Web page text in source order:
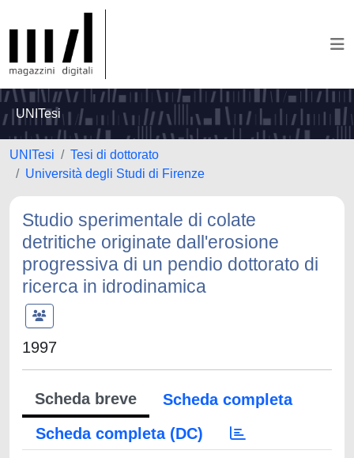
UNITesi
UNITesi
Tesi di dottorato
Università degli Studi di Firenze
Studio sperimentale di colate
detritiche originate dall'erosione
progressiva di un pendio dottorato di
ricerca in idrodinamica
1997
Scheda breve
Scheda completa
Scheda completa (DC)